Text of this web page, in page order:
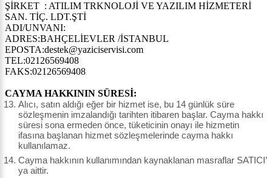
ŞİRKET : ATILIM TRKNOLOJİ VE YAZILIM HİZMETERİ
SAN. TİÇ. LDT.ŞTİ
ADI/UNVANI:
ADRES:BAHÇELİEVLER /İSTANBUL
EPOSTA:destek@yaziciservisi.com
TEL:02126569408
FAKS:02126569408
CAYMA HAKKININ SÜRESİ:
Alıcı, satın aldığı eğer bir hizmet ise, bu 14 günlük süre
sözleşmenin imzalandığı tarihten itibaren başlar. Cayma hakkı
süresi sona ermeden önce, tüketicinin onayı ile hizmetin
ifasına başlanan hizmet sözleşmelerinde cayma hakkı
kullanılamaz.
Cayma hakkının kullanımından kaynaklanan masraflar SATICI’
ya aittir.